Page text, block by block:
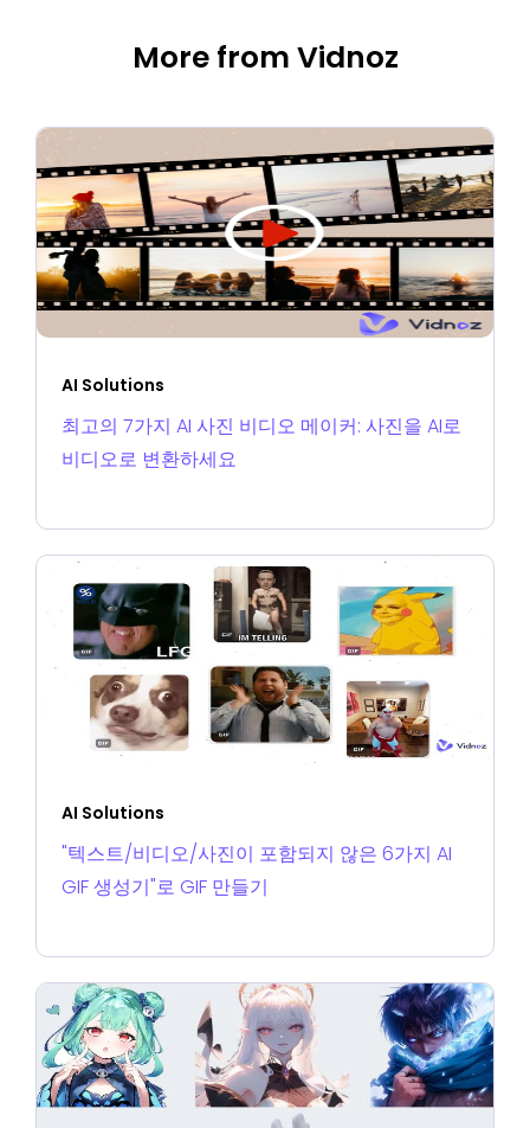
More from Vidnoz
AI Solutions
최고의 7가지 AI 사진 비디오 메이커: 사진을 AI로
비디오로 변환하세요
AI Solutions
"텍스트/비디오/사진이 포함되지 않은 6가지 AI
GIF 생성기"로 GIF 만들기